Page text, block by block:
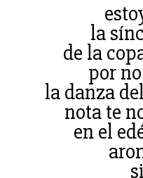
la
de la
por
la danza
nota te
en el